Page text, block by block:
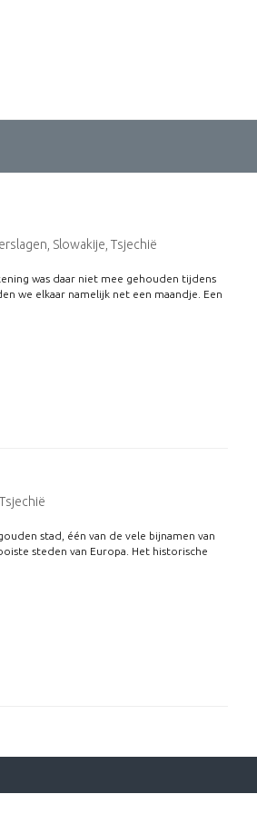
Slowakije Tsjechië
was daar niet mee gehouden tijdens
we elkaar namelijk net een maandje. Een
Tsjechië
stad, één van de vele bijnamen van
steden van Europa. Het historische